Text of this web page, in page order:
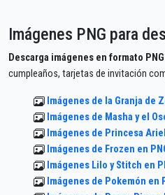
Imágenes PNG para
Descarga imágenes en formato PNG
cumpleaños, tarjetas de invitación
Imágenes de la Granja de
Imágenes de Masha y el
Imágenes de Princesa
Imágenes de Frozen en
Imágenes Lilo y Stitch en
Imágenes de Pokemón en